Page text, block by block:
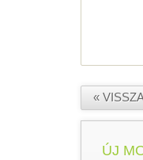
«
ÚJ